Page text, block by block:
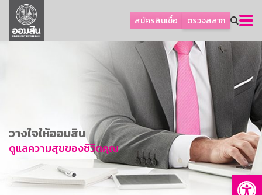
สมัครสินเชื่อ ตรวจสลาก
ลูกค้าธุรกิจ
ลูกค้าผู้ประกอบรายย่อย
การพัฒนาที่ยั่งยืน
ข่าวสาร
บริการทางการเงิน
อื่นๆ
วางใจให้ออมสิน
ดูแลความสุขของชีวิตคุณ